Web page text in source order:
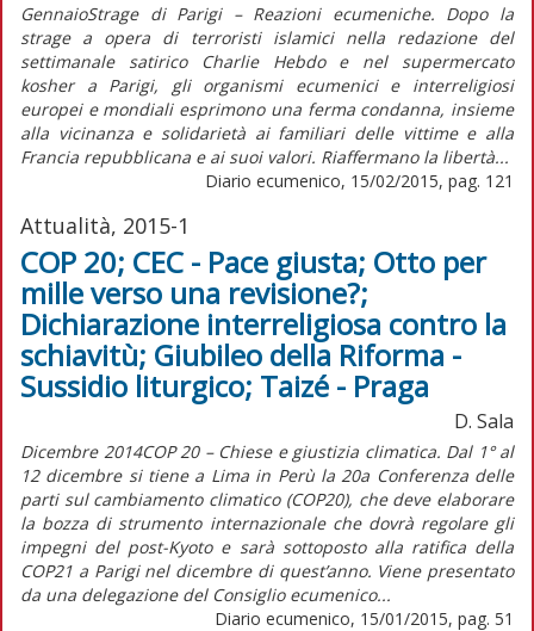
GennaioStrage di Parigi – Reazioni ecumeniche. Dopo la
strage a opera di terroristi islamici nella redazione del
settimanale satirico Charlie Hebdo e nel supermercato
kosher a Parigi, gli organismi ecumenici e interreligiosi
europei e mondiali esprimono una ferma condanna, insieme
alla vicinanza e solidarietà ai familiari delle vittime e alla
Francia repubblicana e ai suoi valori. Riaffermano la libertà...
Diario ecumenico, 15/02/2015, pag. 121
Attualità, 2015-1
COP 20; CEC - Pace giusta; Otto per
mille verso una revisione?;
Dichiarazione interreligiosa contro la
schiavitù; Giubileo della Riforma -
Sussidio liturgico; Taizé - Praga
D. Sala
Dicembre 2014COP 20 – Chiese e giustizia climatica. Dal 1° al
12 dicembre si tiene a Lima in Perù la 20a Conferenza delle
parti sul cambiamento climatico (COP20), che deve elaborare
la bozza di strumento internazionale che dovrà regolare gli
impegni del post-Kyoto e sarà sottoposto alla ratifica della
COP21 a Parigi nel dicembre di quest’anno. Viene presentato
da una delegazione del Consiglio ecumenico...
Diario ecumenico, 15/01/2015, pag. 51